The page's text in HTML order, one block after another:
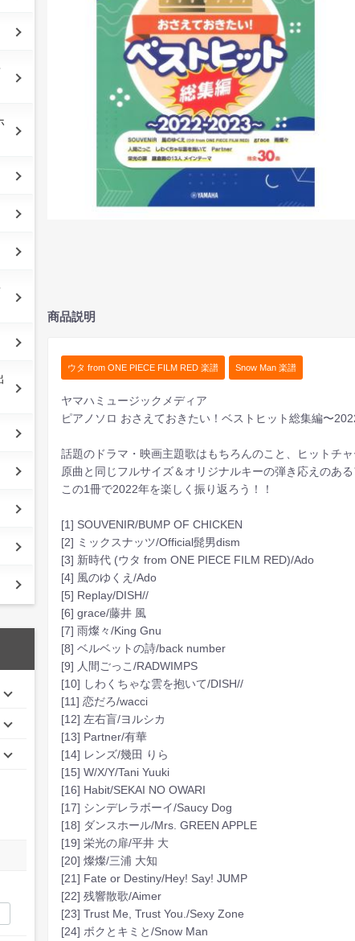
商品説明
ウタ from ONE PIECE FILM RED 楽譜 Snow Man 楽譜
ヤマハミュージックメディア
ピアノソロ おさえておきたい！ベストヒット総集編〜
話題のドラマ・映画主題歌はもちろんのこと、ヒットチ
原曲と同じフルサイズ＆オリジナルキーの弾き応えのある
この1冊で2022年を楽しく振り返ろう！！
[1] SOUVENIR/BUMP OF CHICKEN
[2] ミックスナッツ/Official髭男dism
[3] 新時代 (ウタ from ONE PIECE FILM RED)/Ado
[4] 風のゆくえ/Ado
[5] Replay/DISH//
[6] grace/藤井 風
[7] 雨燦々/King Gnu
[8] ベルベットの詩/back number
[9] 人間ごっこ/RADWIMPS
[10] しわくちゃな雲を抱いて/DISH//
[11] 恋だろ/wacci
[12] 左右盲/ヨルシカ
[13] Partner/有華
[14] レンズ/幾田 りら
[15] W/X/Y/Tani Yuuki
[16] Habit/SEKAI NO OWARI
[17] シンデレラボーイ/Saucy Dog
[18] ダンスホール/Mrs. GREEN APPLE
[19] 栄光の扉/平井 大
[20] 燦燦/三浦 大知
[21] Fate or Destiny/Hey! Say! JUMP
[22] 残響散歌/Aimer
[23] Trust Me, Trust You./Sexy Zone
[24] ボクとキミと/Snow Man